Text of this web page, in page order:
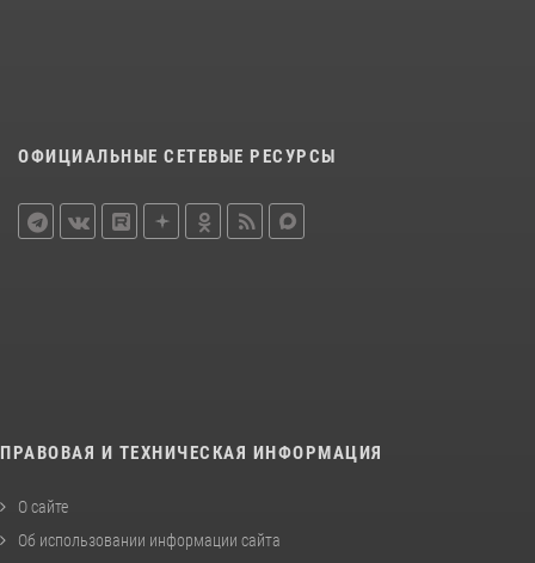
ОФИЦИАЛЬНЫЕ СЕТЕВЫЕ РЕСУРСЫ
ПРАВОВАЯ И ТЕХНИЧЕСКАЯ ИНФОРМАЦИЯ
О сайте
Об использовании информации сайта